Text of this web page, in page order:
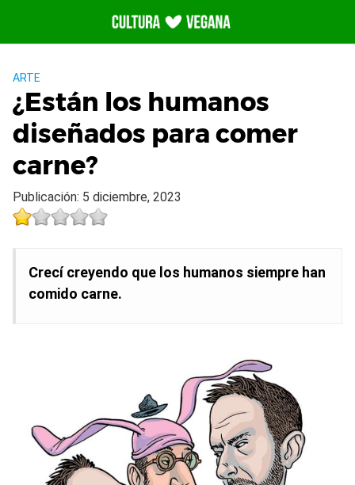
contenido
ARTE
¿Están los humanos
diseñados para comer
carne?
Publicación: 5 diciembre, 2023
Crecí creyendo que los humanos siempre han
comido carne.